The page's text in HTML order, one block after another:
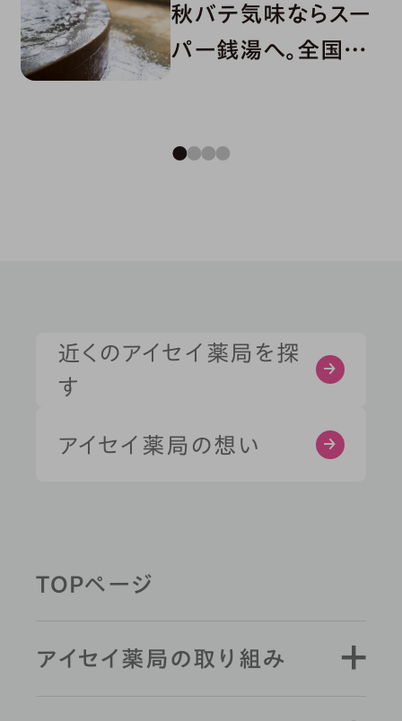
秋バテ気味ならスー
パー銭湯へ。全国お
部位から探す
キーワード検索
近くのアイセイ薬局を探
す
アイセイ薬局の想い
TOPページ
アイセイ薬局の取り組み